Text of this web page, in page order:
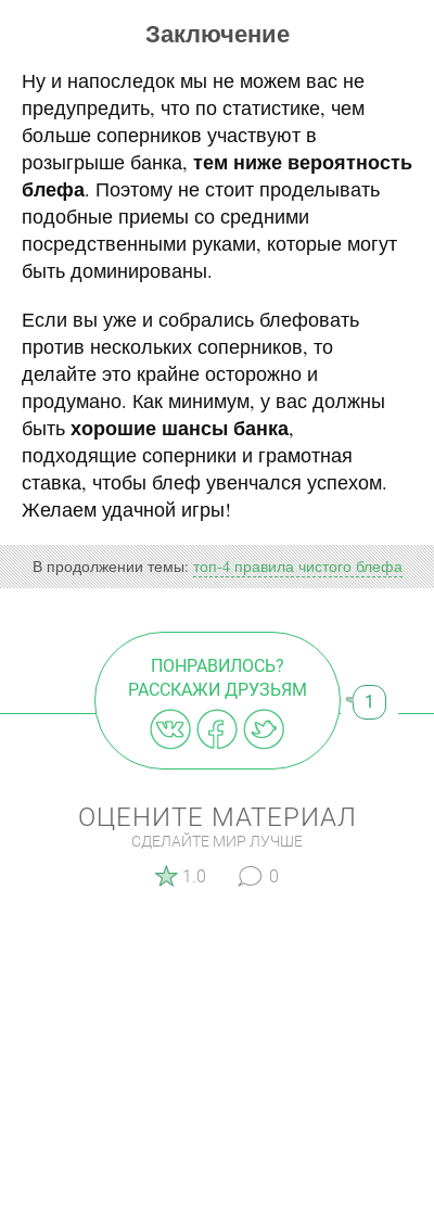
Заключение
Ну и напоследок мы не можем вас не
предупредить, что по статистике, чем
больше соперников участвуют в
розыгрыше банка, тем ниже вероятность
блефа. Поэтому не стоит проделывать
подобные приемы со средними
посредственными руками, которые могут
быть доминированы.
Если вы уже и собрались блефовать
против нескольких соперников, то
делайте это крайне осторожно и
продумано. Как минимум, у вас должны
быть хорошие шансы банка,
подходящие соперники и грамотная
ставка, чтобы блеф увенчался успехом.
Желаем удачной игры!
В продолжении темы:топ-4 правила чистого блефа
ПОНРАВИЛОСЬ?
РАССКАЖИ ДРУЗЬЯМ
1
ОЦЕНИТЕ МАТЕРИАЛ
СДЕЛАЙТЕ МИР ЛУЧШЕ
1.0 0